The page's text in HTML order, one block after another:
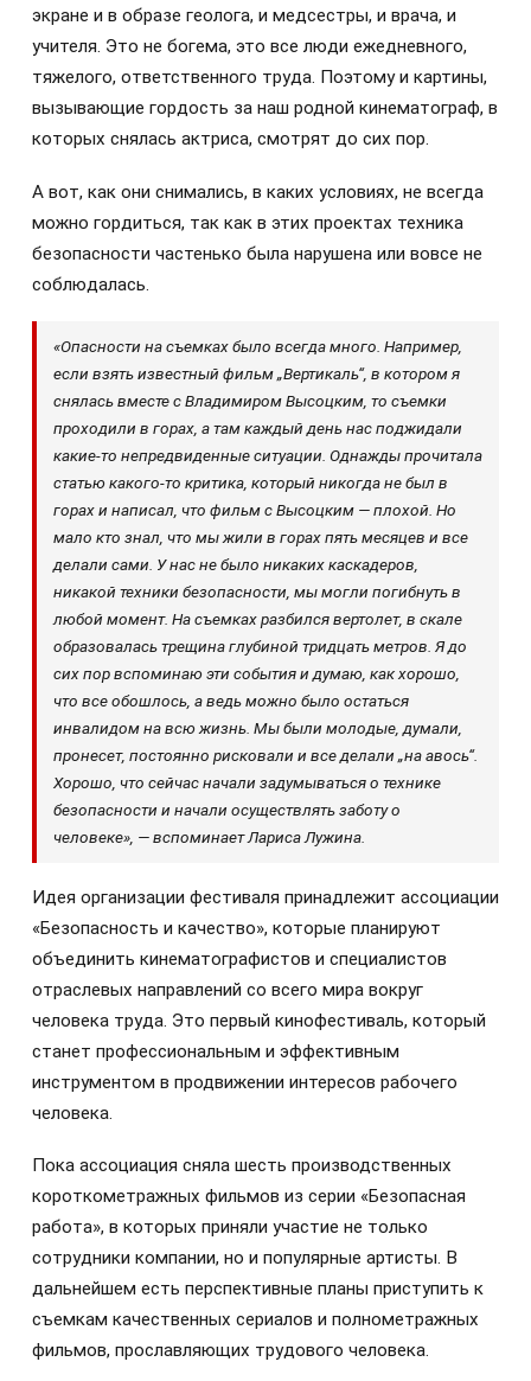
экране и в образе геолога, и медсестры, и врача, и
учителя. Это не богема, это все люди ежедневного,
тяжелого, ответственного труда. Поэтому и картины,
вызывающие гордость за наш родной кинематограф, в
которых снялась актриса, смотрят до сих пор.
А вот, как они снимались, в каких условиях, не всегда
можно гордиться, так как в этих проектах техника
безопасности частенько была нарушена или вовсе не
соблюдалась.
«Опасности на съемках было всегда много. Например,
если взять известный фильм „Вертикаль“, в котором я
снялась вместе с Владимиром Высоцким, то съемки
проходили в горах, а там каждый день нас поджидали
какие-то непредвиденные ситуации. Однажды прочитала
статью какого-то критика, который никогда не был в
горах и написал, что фильм с Высоцким — плохой. Но
мало кто знал, что мы жили в горах пять месяцев и все
делали сами. У нас не было никаких каскадеров,
никакой техники безопасности, мы могли погибнуть в
любой момент. На съемках разбился вертолет, в скале
образовалась трещина глубиной тридцать метров. Я до
сих пор вспоминаю эти события и думаю, как хорошо,
что все обошлось, а ведь можно было остаться
инвалидом на всю жизнь. Мы были молодые, думали,
пронесет, постоянно рисковали и все делали „на авось“.
Хорошо, что сейчас начали задумываться о технике
безопасности и начали осуществлять заботу о
человеке», — вспоминает Лариса Лужина.
Идея организации фестиваля принадлежит ассоциации
«Безопасность и качество», которые планируют
объединить кинематографистов и специалистов
отраслевых направлений со всего мира вокруг
человека труда. Это первый кинофестиваль, который
станет профессиональным и эффективным
инструментом в продвижении интересов рабочего
человека.
Пока ассоциация сняла шесть производственных
короткометражных фильмов из серии «Безопасная
работа», в которых приняли участие не только
сотрудники компании, но и популярные артисты. В
дальнейшем есть перспективные планы приступить к
съемкам качественных сериалов и полнометражных
фильмов, прославляющих трудового человека.